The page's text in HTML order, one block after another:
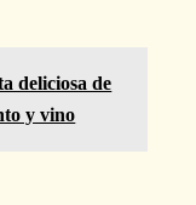
deliciosa de
y vino